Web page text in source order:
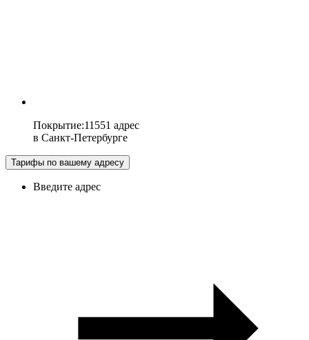
Покрытие:11551 адрес
в Санкт-Петербурге
Тарифы по вашему адресу
Введите адрес